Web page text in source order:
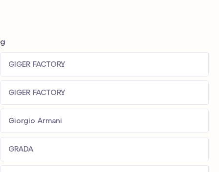
g
GIGER FACTORY
GIGER FACTORY
Giorgio Armani
GRADA